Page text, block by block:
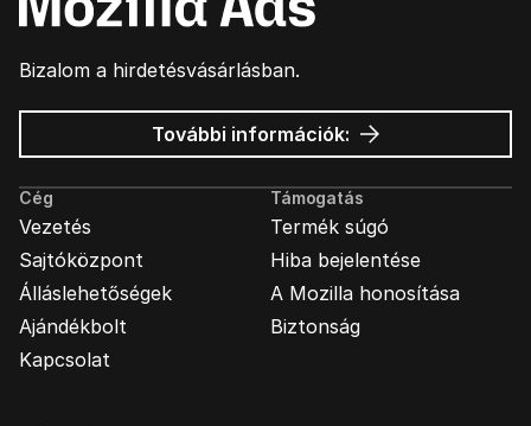
Bizalom a hirdetésvásárlásban.
További információk: Mozilla
hirdetések
Cég
Vezetés
Sajtóközpont
Álláslehetőségek
Ajándékbolt
Kapcsolat
Támogatás
Termék súgó
Hiba bejelentése
A Mozilla honosítása
Biztonság